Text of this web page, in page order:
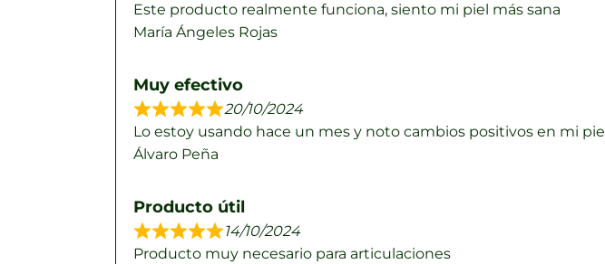
Este producto realmente funciona, siento mi piel más sana
María Ángeles Rojas
Muy efectivo
20/10/2024
Lo estoy usando hace un mes y noto cambios positivos en mi piel
Álvaro Peña
Producto útil
14/10/2024
Producto muy necesario para articulaciones